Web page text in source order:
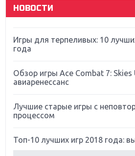
НОВОСТИ
Far Cry 5: хвалить нельзя ругать
Игры для терпеливых: 10
года
Обзор игры Ace Combat 7: Skies
авиаренессанс
Лучшие старые игры с
процессом
Топ-10 лучших игр 2018 года: